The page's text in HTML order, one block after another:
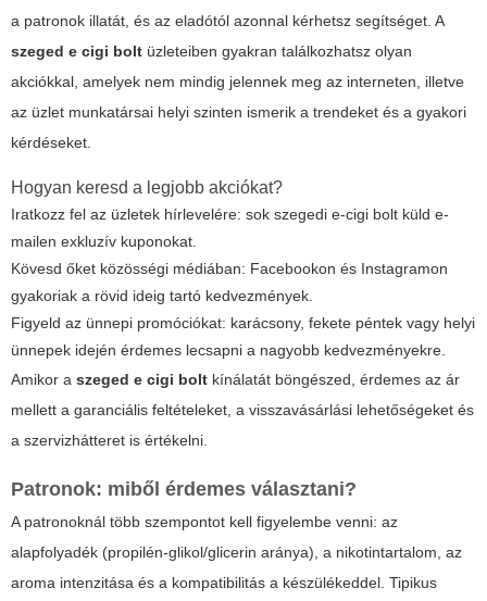
a patronok illatát, és az eladótól azonnal kérhetsz segítséget. A
szeged e cigi bolt üzleteiben gyakran találkozhatsz olyan
akciókkal, amelyek nem mindig jelennek meg az interneten, illetve
az üzlet munkatársai helyi szinten ismerik a trendeket és a gyakori
kérdéseket.
Hogyan keresd a legjobb akciókat?
Iratkozz fel az üzletek hírlevelére: sok szegedi e-cigi bolt küld e-
mailen exkluzív kuponokat.
Kövesd őket közösségi médiában: Facebookon és Instagramon
gyakoriak a rövid ideig tartó kedvezmények.
Figyeld az ünnepi promóciókat: karácsony, fekete péntek vagy helyi
ünnepek idején érdemes lecsapni a nagyobb kedvezményekre.
Amikor a szeged e cigi bolt kínálatát böngészed, érdemes az ár
mellett a garanciális feltételeket, a visszavásárlási lehetőségeket és
a szervizhátteret is értékelni.
Patronok: miből érdemes választani?
A patronoknál több szempontot kell figyelembe venni: az
alapfolyadék (propilén-glikol/glicerin aránya), a nikotintartalom, az
aroma intenzitása és a kompatibilitás a készülékeddel. Tipikus